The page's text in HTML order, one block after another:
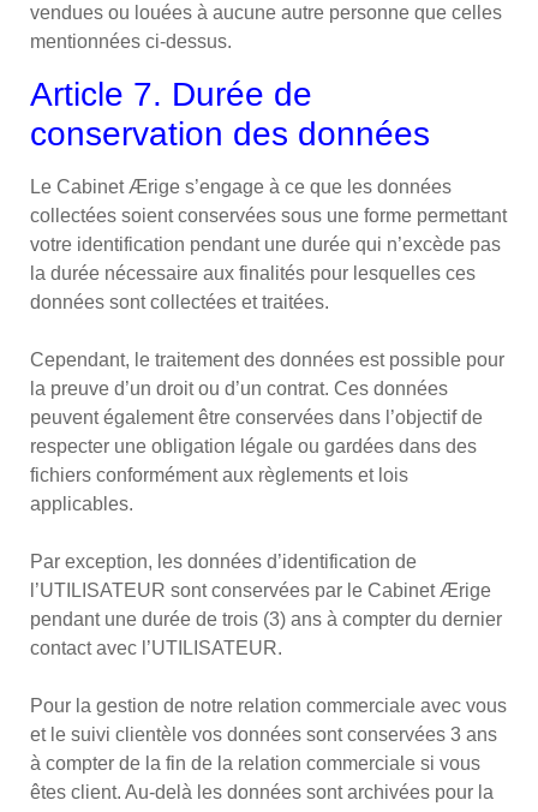
vendues ou louées à aucune autre personne que celles
mentionnées ci-dessus.
Article 7. Durée de
conservation des données
Le Cabinet Ærige s’engage à ce que les données
collectées soient conservées sous une forme permettant
votre identification pendant une durée qui n’excède pas
la durée nécessaire aux finalités pour lesquelles ces
données sont collectées et traitées.
Cependant, le traitement des données est possible pour
la preuve d’un droit ou d’un contrat. Ces données
peuvent également être conservées dans l’objectif de
respecter une obligation légale ou gardées dans des
fichiers conformément aux règlements et lois
applicables.
Par exception, les données d’identification de
l’UTILISATEUR sont conservées par le Cabinet Ærige
pendant une durée de trois (3) ans à compter du dernier
contact avec l’UTILISATEUR.
Pour la gestion de notre relation commerciale avec vous
et le suivi clientèle vos données sont conservées 3 ans
à compter de la fin de la relation commerciale si vous
êtes client. Au-delà les données sont archivées pour la